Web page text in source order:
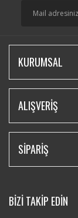
KURUMSAL
ALIŞVERİŞ
SİPARİŞ
BİZİ TAKİP EDİN